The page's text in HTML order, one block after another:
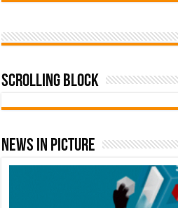
Scrolling Block
News In Picture